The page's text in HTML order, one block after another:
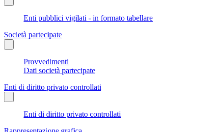
Enti pubblici vigilati - in formato tabellare
Società partecipate
Provvedimenti
Dati società partecipate
Enti di diritto privato controllati
Enti di diritto privato controllati